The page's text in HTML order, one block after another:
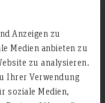
Anzeigen zu
Medien anbieten zu
zu analysieren.
Ihrer Verwendung
soziale Medien,